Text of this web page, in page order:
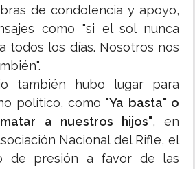
de condolencia y apoyo,
como "si el sol nunca
todos los días. Nosotros nos
también hubo lugar para
político, como "Ya basta" o
a nuestros hijos", en
Nacional del Rifle, el
de presión a favor de las